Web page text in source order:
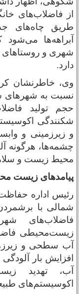
فاضلاب‌های
چاه‌های
می‌شود
و روستاهای
خاطرنشان
به شهرهای
تولید
زیرزمینی و
هرگونه
زیست و
زیست
اداره حفاظت
با برشمردن
سطحی و
بار آلودگی
تهدید